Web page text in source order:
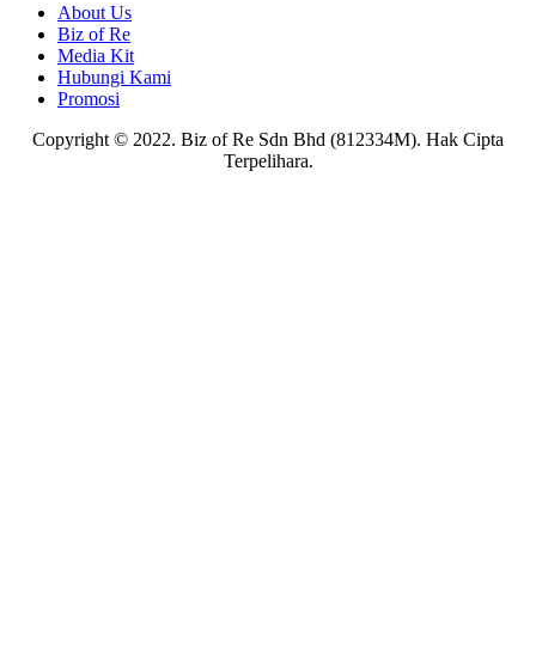
About Us
Biz of Re
Media Kit
Hubungi Kami
Promosi
Copyright © 2022. Biz of Re Sdn Bhd (812334M). Hak Cipta
Terpelihara.